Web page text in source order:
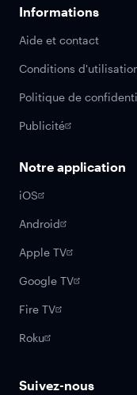
Informations
Aide et contact
Conditions
Politique de
Publicité
Notre application
iOS
Android
Apple TV
Google TV
Fire TV
Roku
Suivez-nous